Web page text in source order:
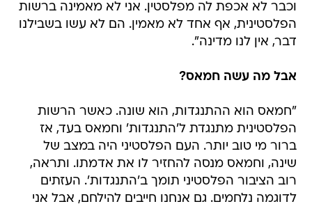
וכבר לא אכפת לה מפלסטין. אני לא מאמינה ברשות
הפלסטינית, אף אחד לא מאמין. הם לא עשו בשבילנו
דבר, אין לנו מדינה".
אבל מה עשה חמאס?
"חמאס הוא ההתנגדות, הוא שונה. כאשר הרשות
הפלסטינית מתנגדת ל'התנגדות' וחמאס בעד, אז
ברור מי טוב יותר. העם הפלסטיני היה במצב של
שינה, וחמאס מנסה להחזיר לו את אדמתו. ותראה,
רוב הציבור הפלסטיני תומך ב'התנגדות'. העזתים
לדוגמה נלחמים. גם אנחנו חייבים להילחם, אבל אני